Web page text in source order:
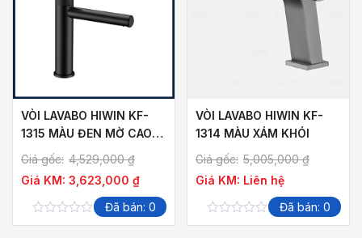
VÒI LAVABO HIWIN KF-
1315 MÀU ĐEN MỜ CAO
Giá gốc: 4,529,000₫
Giá KM: 3,623,000 ₫
0
Đã bán: 0
VÒI LAVABO HIWIN KF-
1314 MÀU XÁM KHÓI
Giá gốc: 5,005,000₫
Giá KM: Liên hệ
0
Đã bán: 0